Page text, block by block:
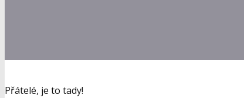
Přátelé, je to tady!